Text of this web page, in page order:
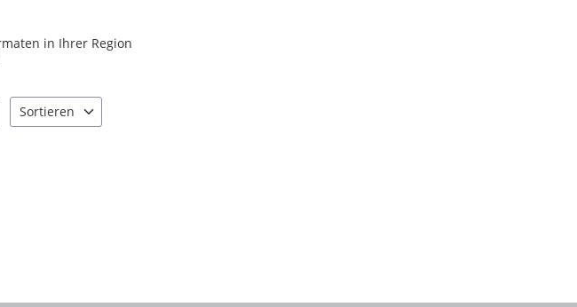
in Ihrer Region
Sortieren